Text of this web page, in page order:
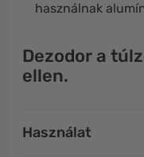
használnak
Dezodor a
ellen.
Használat